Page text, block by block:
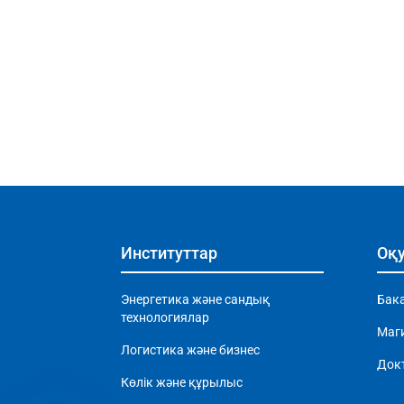
Институттар
Энергетика және сандық
технологиялар
Логистика және бизнес
Көлік және құрылыс